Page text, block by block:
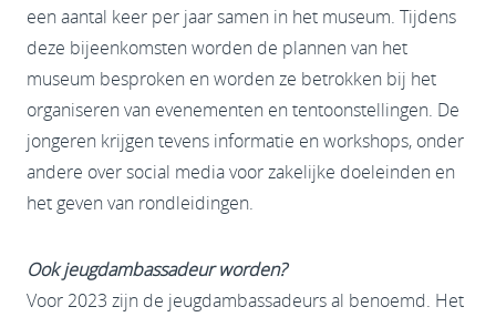
een aantal keer per jaar samen in het museum. Tijdens
deze bijeenkomsten worden de plannen van het
museum besproken en worden ze betrokken bij het
organiseren van evenementen en tentoonstellingen. De
jongeren krijgen tevens informatie en workshops, onder
andere over social media voor zakelijke doeleinden en
het geven van rondleidingen.
Ook jeugdambassadeur worden?
Voor 2023 zijn de jeugdambassadeurs al benoemd. Het